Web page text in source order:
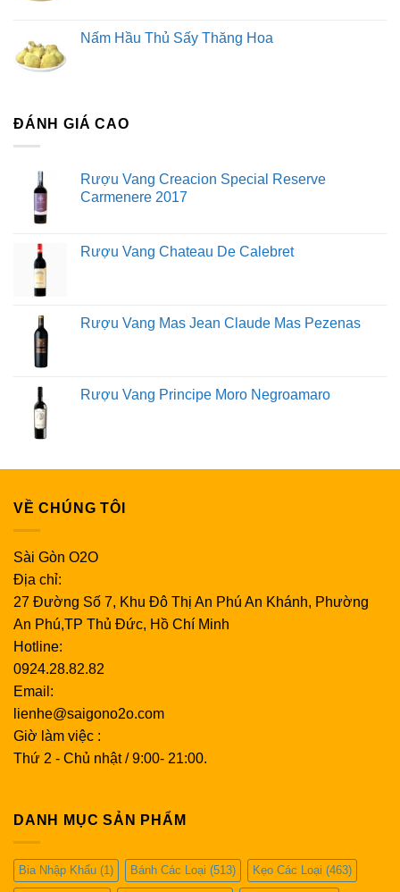
Nấm Hầu Thủ Sấy Thăng Hoa
ĐÁNH GIÁ CAO
Rượu Vang Creacion Special Reserve
Carmenere 2017
Rượu Vang Chateau De Calebret
Rượu Vang Mas Jean Claude Mas Pezenas
Rượu Vang Principe Moro Negroamaro
VỀ CHÚNG TÔI
Sài Gòn O2O
Địa chỉ:
27 Đường Số 7, Khu Đô Thị An Phú An Khánh, Phường
An Phú,TP Thủ Đức, Hồ Chí Minh
Hotline:
0924.28.82.82
Email:
lienhe@saigono2o.com
Giờ làm việc :
Thứ 2 - Chủ nhật / 9:00- 21:00.
DANH MỤC SẢN PHẨM
Bia Nhập Khẩu (1) Bánh Các Loại (513) Kẹo Các Loại (463)